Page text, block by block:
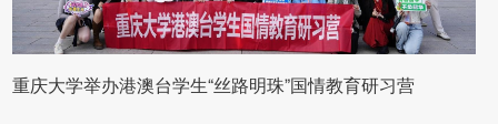
重庆大学举办港澳台学生“丝路明珠”国情教育研习营